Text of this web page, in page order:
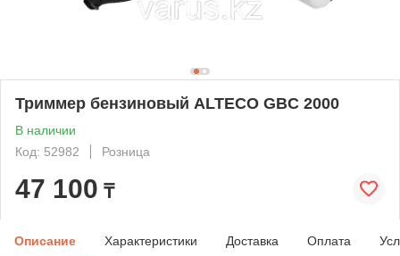
Триммер бензиновый ALTECO GBC 2000
В наличии
Код: 52982
Розница
47 100 ₸
Описание Характеристики Доставка Оплата